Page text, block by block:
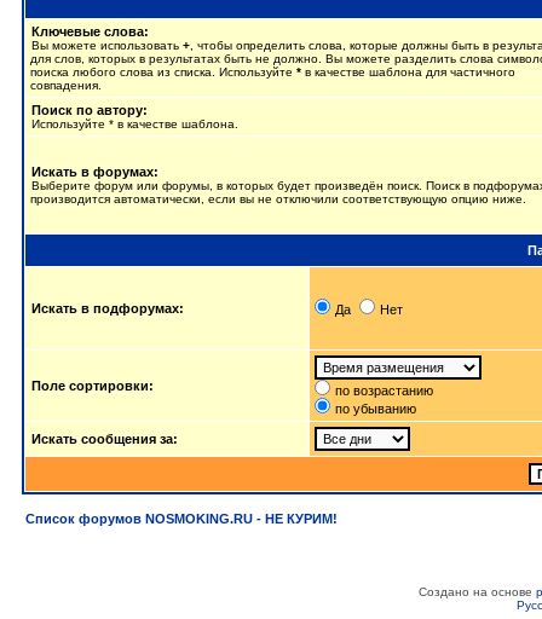
Ключевые слова:
Вы можете использовать + , чтобы определить слова, которые должны быть в
для слов, которых в результатах быть не должно. Вы можете разделить слова
поиска любого слова из списка. Используйте * в качестве шаблона для частичного
совпадения.
Поиск по автору:
Используйте * в качестве шаблона.
Искать в форумах:
Выберите форум или форумы, в которых будет произведён поиск. Поиск в
производится автоматически, если вы не отключили соответствующую опцию ниже.
Искать в подфорумах: Да Нет
Поле сортировки:
по возрастанию
по убыванию
Искать сообщения за:
Список форумов NOSMOKING.RU - НЕ КУРИМ!
Создано на основе